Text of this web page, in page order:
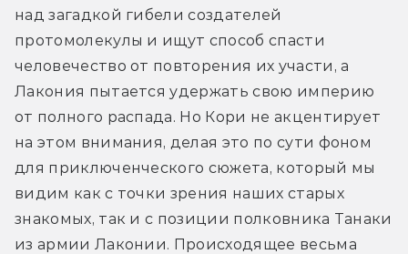
над загадкой гибели создателей
протомолекулы и ищут способ спасти
человечество от повторения их участи, а
Лакония пытается удержать свою империю
от полного распада. Но Кори не акцентирует
на этом внимания, делая это по сути фоном
для приключенческого сюжета, который мы
видим как с точки зрения наших старых
знакомых, так и с позиции полковника Танаки
из армии Лаконии. Происходящее весьма